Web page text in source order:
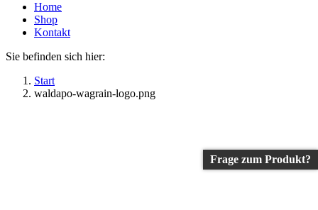
Home
Shop
Kontakt
Sie befinden sich hier:
Start
waldapo-wagrain-logo.png
Frage zum Produkt?